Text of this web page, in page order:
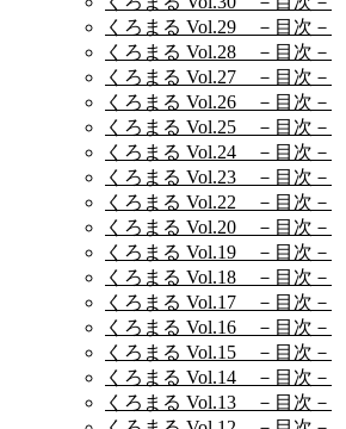
くろまる Vol.29 －目次－
くろまる Vol.28 －目次－
くろまる Vol.27 －目次－
くろまる Vol.26 －目次－
くろまる Vol.25 －目次－
くろまる Vol.24 －目次－
くろまる Vol.23 －目次－
くろまる Vol.22 －目次－
くろまる Vol.20 －目次－
くろまる Vol.19 －目次－
くろまる Vol.18 －目次－
くろまる Vol.17 －目次－
くろまる Vol.16 －目次－
くろまる Vol.15 －目次－
くろまる Vol.14 －目次－
くろまる Vol.13 －目次－